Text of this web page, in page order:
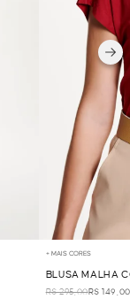
+ MAIS CORES
BLUSA MALHA
R$ 295,00R$ 149,00